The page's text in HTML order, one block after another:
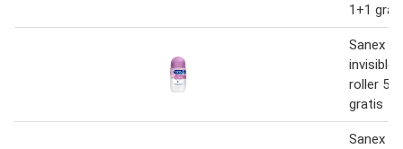
1+1
Sanex
invisible
roller 50
gratis
Sanex